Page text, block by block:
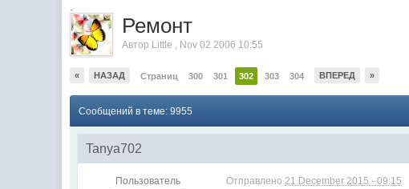
.
Ремонт
Автор Little , Nov 02 2006 10:55
« НАЗАД Страниц 300 301 302 303 304 ВПЕРЕД »
Сообщений в теме: 9955
Tanya702
Пользователь Отправлено21 December 2015 - 09:15